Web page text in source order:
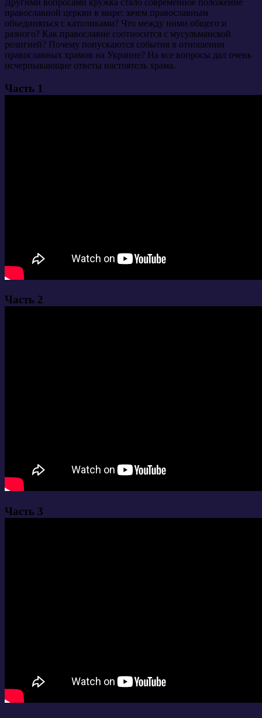
православной церкви в мире: зачем православным
объединяться с католиками? Что между ними общего и
разного? Как православие соотносится с мусульманской
религией? Почему попускаются события в отношении
православных храмов на Украине? На все вопросы дал очень
исчерпывающие ответы настоятель храма.
Часть 1
Часть 2
Часть 3